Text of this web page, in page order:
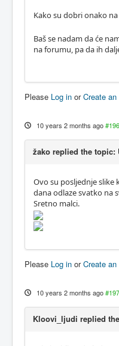
Kako su dobri onako
Baš se nadam da će
na forumu, pa da ih
Please Log in orCreate
10 years 2 months ago #196
žako replied the topic:
Ovo su posljednje slike
dana odlaze svatko na
Sretno malci.
Please Log in orCreate
10 years 2 months ago #197
Kloovi_ljudi replied